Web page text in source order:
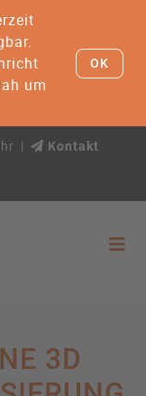
um
OK
Kontakt
3D